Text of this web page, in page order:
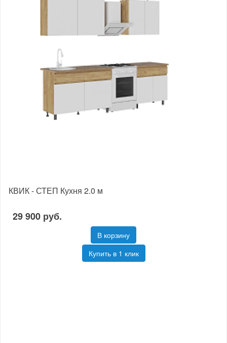
КВИК - СТЕП Кухня 2.0 м
29 900 руб.
В корзину
Купить в 1 клик